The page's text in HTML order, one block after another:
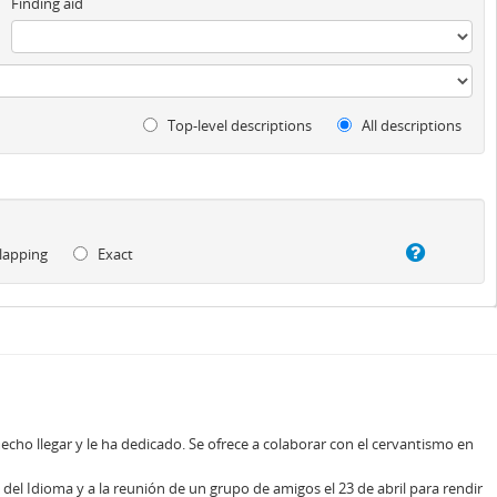
Top-level descriptions All descriptions
Exact
llegar y le ha dedicado. Se ofrece a colaborar con el cervantismo en
Idioma y a la reunión de un grupo de amigos el 23 de abril para rendir